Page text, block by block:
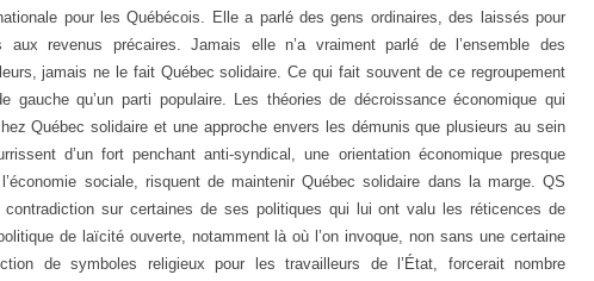
pour les Québécois. Elle a parlé des gens ordinaires, des laissés pour
aux revenus précaires. Jamais elle n’a vraiment parlé de l’ensemble des
jamais ne le fait Québec solidaire. Ce qui fait souvent de ce regroupement
gauche qu’un parti populaire. Les théories de décroissance économique qui
Québec solidaire et une approche envers les démunis que plusieurs au sein
d’un fort penchant anti-syndical, une orientation économique presque
sociale, risquent de maintenir Québec solidaire dans la marge. QS
contradiction sur certaines de ses politiques qui lui ont valu les réticences de
de laïcité ouverte, notamment là où l’on invoque, non sans une certaine
de symboles religieux pour les travailleurs de l’État, forcerait nombre